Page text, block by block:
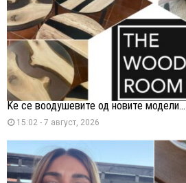
Ќе се воодушевите од новите модели...
15:02 - 7 август, 2026